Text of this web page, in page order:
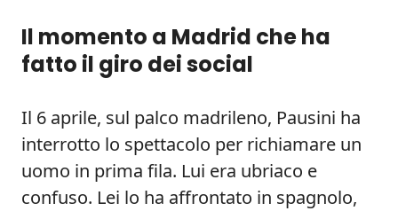
Il momento a Madrid che ha
fatto il giro dei social
Il 6 aprile, sul palco madrileno, Pausini ha
interrotto lo spettacolo per richiamare un
uomo in prima fila. Lui era ubriaco e
confuso. Lei lo ha affrontato in spagnolo,